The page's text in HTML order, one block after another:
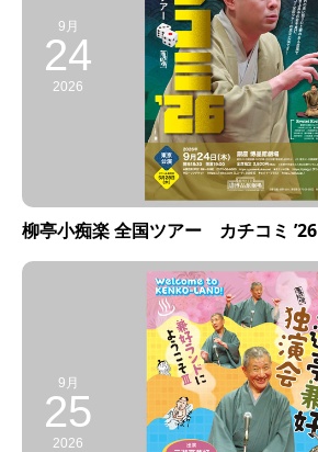
9月
24
2026
柳亭小痴楽 全国ツアー カチコミ ’26
9月
25
2026